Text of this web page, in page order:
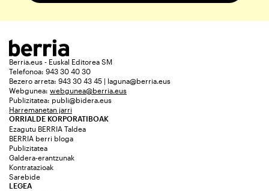
Berria.eus - Euskal Editorea SM
Telefonoa: 943 30 40 30
Bezero arreta: 943 30 43 45 | laguna@berria.eus
Webgunea: webgunea@berria.eus
Publizitatea: publi@bidera.eus
Harremanetan jarri
ORRIALDE KORPORATIBOAK
Ezagutu BERRIA Taldea
BERRIA berri bloga
Publizitatea
Galdera-erantzunak
Kontratazioak
Sarebide
LEGEA